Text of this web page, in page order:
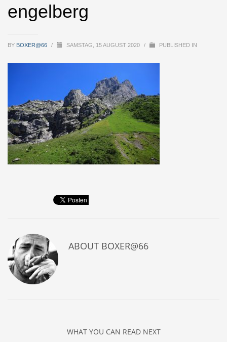
engelberg
BY BOXER@66 / SAMSTAG, 15 AUGUST 2020 / PUBLISHED IN
ABOUT BOXER@66
WHAT YOU CAN READ NEXT